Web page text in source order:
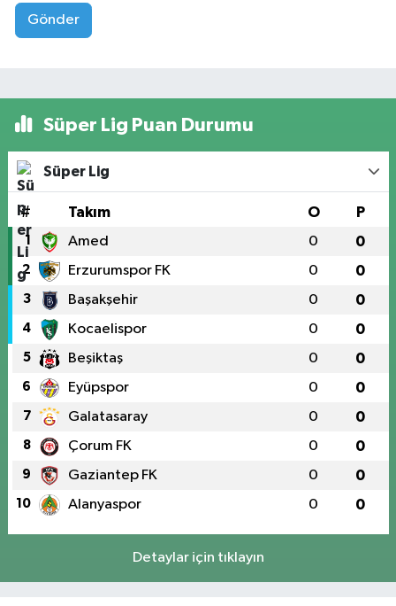
Gönder
Süper Lig Puan Durumu
Süper Lig
# Takım O P
1 Amed 0 0
2 Erzurumspor FK 0 0
3 Başakşehir 0 0
4 Kocaelispor 0 0
5 Beşiktaş 0 0
6 Eyüpspor 0 0
7 Galatasaray 0 0
8 Çorum FK 0 0
9 Gaziantep FK 0 0
10 Alanyaspor 0 0
Detaylar için tıklayın